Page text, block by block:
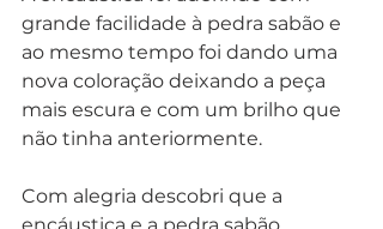
grande facilidade à pedra sabão e
ao mesmo tempo foi dando uma
nova coloração deixando a peça
mais escura e com um brilho que
não tinha anteriormente.
Com alegria descobri que a